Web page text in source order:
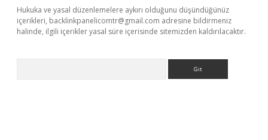
Hukuka ve yasal düzenlemelere aykırı olduğunu düşündüğünüz
içerikleri, backlinkpanelicomtr@gmail.com adresine bildirmeniz
halinde, ilgili içerikler yasal süre içerisinde sitemizden kaldırılacaktır.